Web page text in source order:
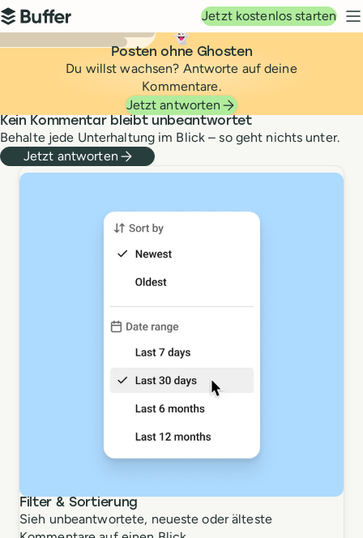
Hauptnavigation
Buffer
Jetzt kostenlos starten
Beantworte alle deine
👻
Posten ohne Ghosten
Du willst wachsen? Antworte auf deine
Kommentare.
Jetzt antworten
Kein Kommentar bleibt unbeantwortet
Behalte jede Unterhaltung im Blick – so geht nichts unter.
Jetzt antworten
Filter & Sortierung
Sieh unbeantwortete, neueste oder älteste